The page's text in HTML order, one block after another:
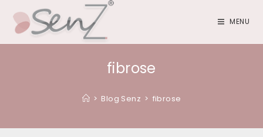
MENU
fibrose
> Blog Senz > fibrose